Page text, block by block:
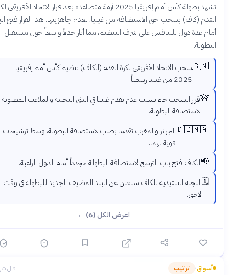
تشهد بطولة كأس أمم إفريقيا 2025 أزمة متصاعدة بعد قرار الاتحاد الأفريقي لكرة
(كاف) بسحب حق الاستضافة من غينيا، لعدم جاهزيتها. هذا القرار فتح الباب
عدة دول للتنافس على شرف التنظيم، مما أثار جدلاً واسعاً حول مستقبل
سحب الاتحاد الأفريقي لكرة القدم (الكاف) تنظيم كأس أمم إفريقيا
2025 من غينيا رسمياً.
قرار السحب جاء بسبب عدم تقدم غينيا في البنى التحتية والملاعب المطلوبة
لاستضافة البطولة.
🇩🇿🇲🇦الجزائر والمغرب تقدما بطلب لاستضافة البطولة، وسط ترشيحات
قوية لهما.
الكاف فتح باب الترشح لاستضافة البطولة مجدداً أمام الدول الراغبة.
اللجنة التنفيذية للكاف ستعلن عن البلد المضيف الجديد للبطولة في وقت
اعرض الكل (6) ←
› ترتيب قبل شهرين